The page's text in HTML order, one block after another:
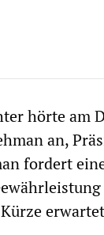
hörte am
an,
fordert